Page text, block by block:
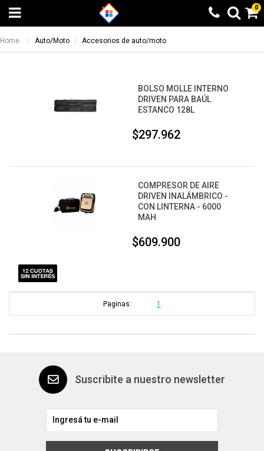
0
Home Auto/Moto Accesorios de auto/moto
BOLSO MOLLE INTERNO
DRIVEN PARA BAÚL
ESTANCO 128L
$297.962
COMPRESOR DE AIRE
DRIVEN INALÁMBRICO -
CON LINTERNA - 6000
MAH
$609.900
Paginas: 1
Suscribite a nuestro newsletter